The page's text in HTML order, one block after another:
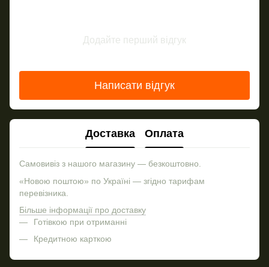
Додайте перший відгук
Написати відгук
Доставка Оплата
Самовивіз з нашого магазину — безкоштовно.
«Новою поштою» по Україні — згідно тарифам
перевізника.
Більше інформації про доставку
Готівкою при отриманні
Кредитною карткою